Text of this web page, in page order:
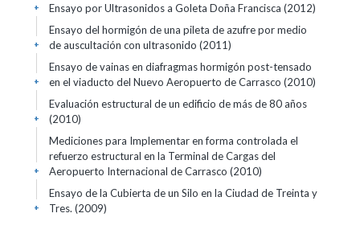
Ensayo por Ultrasonidos a Goleta Doña Francisca (2012)
+
Ensayo del hormigón de una pileta de azufre por medio
de auscultación con ultrasonido (2011)
+
Ensayo de vainas en diafragmas hormigón post-tensado
en el viaducto del Nuevo Aeropuerto de Carrasco (2010)
+
Evaluación estructural de un edificio de más de 80 años
(2010)
+
Mediciones para Implementar en forma controlada el
refuerzo estructural en la Terminal de Cargas del
Aeropuerto Internacional de Carrasco (2010)
+
Ensayo de la Cubierta de un Silo en la Ciudad de Treinta y
Tres. (2009)
+